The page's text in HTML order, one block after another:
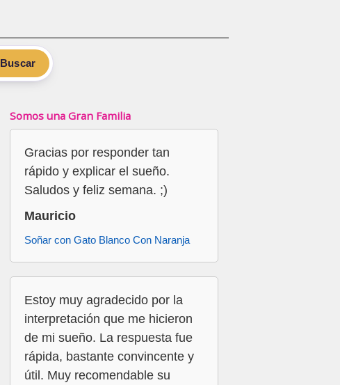
Buscar
Somos una Gran Familia
Gracias por responder tan
rápido y explicar el sueño.
Saludos y feliz semana. ;)
Mauricio
Soñar con Gato Blanco Con Naranja
Estoy muy agradecido por la
interpretación que me hicieron
de mi sueño. La respuesta fue
rápida, bastante convincente y
útil. Muy recomendable su